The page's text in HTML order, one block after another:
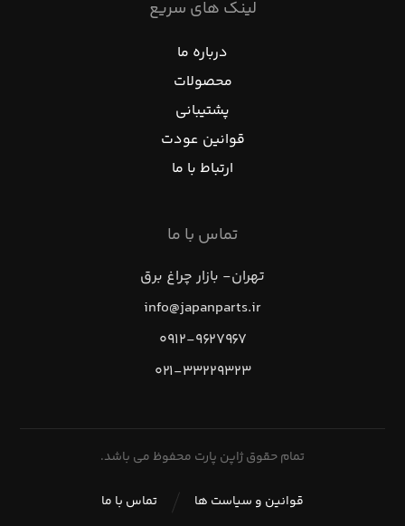
لینک های سریع
درباره ما
محصولات
پشتیبانی
قوانین عودت
ارتباط با ما
تماس با ما
تهران- بازار چراغ برق
info@japanparts.ir
۰۹۱۲-۹۶۲۷۹۶۷
۰۲۱-۳۳۲۲۹۳۲۳
تمام حقوق ژاپن پارت محفوظ می باشد.
تماس با ما قوانین و سیاست ها